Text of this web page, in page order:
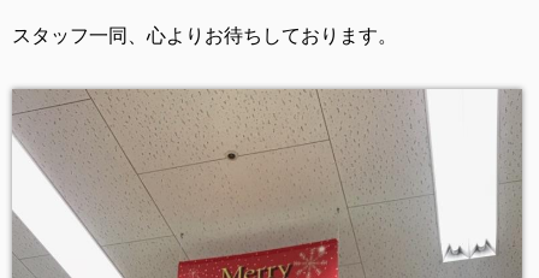
スタッフ一同、心よりお待ちしております。